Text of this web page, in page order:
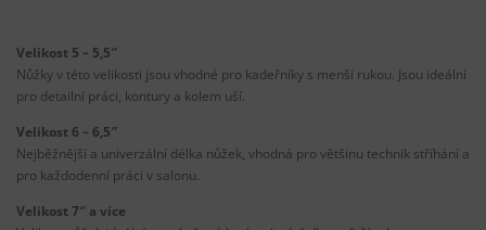
Velikost 5 – 5,5″
Nůžky v této velikosti jsou vhodné pro kadeřníky s menší rukou. Jsou ideální
pro detailní práci, kontury a kolem uší.
Velikost 6 – 6,5″
Nejběžnější a univerzální délka nůžek, vhodná pro většinu technik stříhání a
pro každodenní práci v salonu.
Velikost 7″ a více